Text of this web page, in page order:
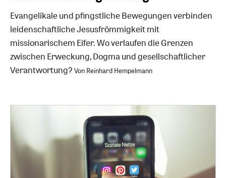
Evangelikale und pfingstliche Bewegungen verbinden
leidenschaftliche Jesusfrömmigkeit mit
missionarischem Eifer. Wo verlaufen die Grenzen
zwischen Erweckung, Dogma und gesellschaftlicher
Verantwortung? Von Reinhard Hempelmann